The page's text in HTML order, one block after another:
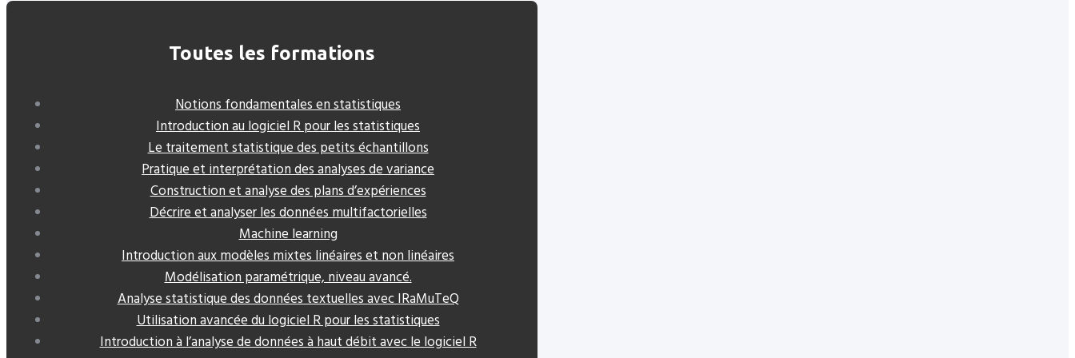
Toutes les formations
Notions fondamentales en statistiques
Introduction au logiciel R pour les statistiques
Le traitement statistique des petits échantillons
Pratique et interprétation des analyses de variance
Construction et analyse des plans d’expériences
Décrire et analyser les données multifactorielles
Machine learning
Introduction aux modèles mixtes linéaires et non linéaires
Modélisation paramétrique, niveau avancé.
Analyse statistique des données textuelles avec IRaMuTeQ
Utilisation avancée du logiciel R pour les statistiques
Introduction à l’analyse de données à haut débit avec le logiciel R